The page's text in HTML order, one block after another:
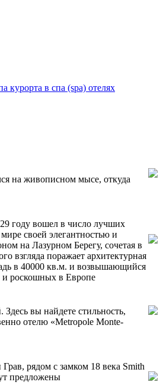
в спа (spa) отелях
на живописном мысе, откуда
году вошел в число лучших
своей элегантностью и
на Лазурном Берегу, сочетая в
взгляда поражает архитектурная
в 40000 кв.м. и возвышающийся
и роскошных в Европе
вы найдете стильность,
отелю «Metropole Monte-
рядом с замком 18 века Smith
предложены